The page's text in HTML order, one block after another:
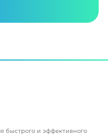
быстрого и эффективного